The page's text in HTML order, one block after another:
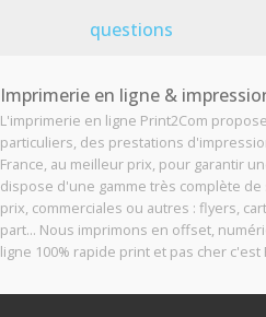
questions
Imprimerie en ligne &
L'imprimerie en ligne Print2Com
particuliers, des prestations
France, au meilleur prix, pour garantir
dispose d'une gamme très complète
prix, commerciales ou autres : flyers,
part... Nous imprimons en offset,
ligne 100% rapide print et pas cher c'est